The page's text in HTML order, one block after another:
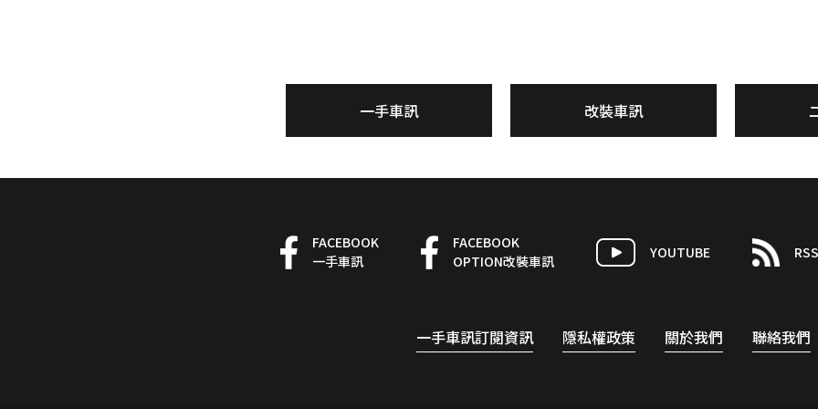
一手車訊 改裝車訊
FACEBOOK
一手車訊
FACEBOOK
OPTION改裝車訊
YOUTUBE RSS
一手車訊訂閱資訊 隱私權政策 關於我們 聯絡我們